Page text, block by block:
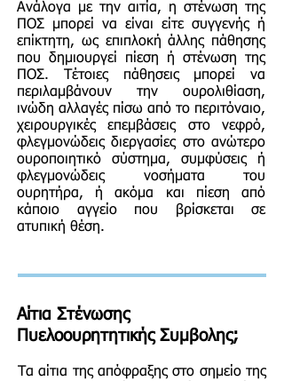
Ανάλογα με την αιτία, η στένωση της
ΠΟΣ μπορεί να είναι είτε συγγενής ή
επίκτητη, ως επιπλοκή άλλης πάθησης
που δημιουργεί πίεση ή στένωση της
ΠΟΣ. Τέτοιες πάθησεις μπορεί να
περιλαμβάνουν την ουρολιθίαση,
ινώδη αλλαγές πίσω από το περιτόναιο,
χειρουργικές επεμβάσεις στο νεφρό,
φλεγμονώδεις διεργασίες στο ανώτερο
ουροποιητικό σύστημα, συμφύσεις ή
φλεγμονώδεις νοσήματα του
ουρητήρα, ή ακόμα και πίεση από
κάποιο αγγείο που βρίσκεται σε
ατυπική θέση.
Αίτια Στένωσης
Πυελοουρητητικής Συμβολης;
Τα αίτια της απόφραξης στο σημείο της